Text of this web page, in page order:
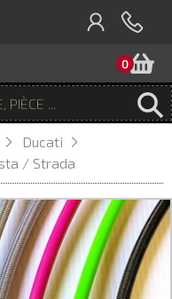
0
Ducati
/ Strada